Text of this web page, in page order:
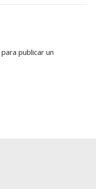
para publicar un